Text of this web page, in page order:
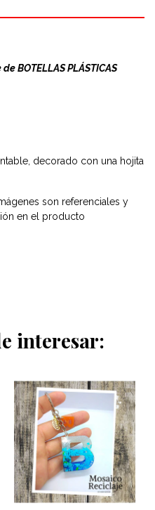
BOTELLAS PLÁSTICAS
decorado con una hojita
son referenciales y
en el producto
interesar: